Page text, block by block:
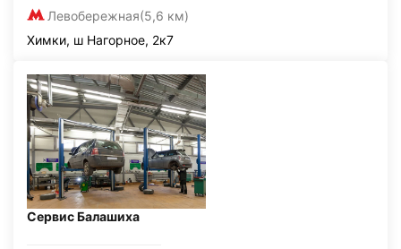
Левобережная(5,6 км)
Химки, ш Нагорное, 2к7
Сервис Балашиха